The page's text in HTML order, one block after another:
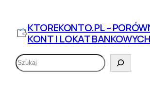
KTOREKONTO.PL –
KONT I LOKAT BANKOWYCH
Szukaj